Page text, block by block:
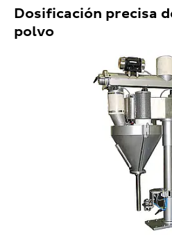
Dosificación precisa
polvo